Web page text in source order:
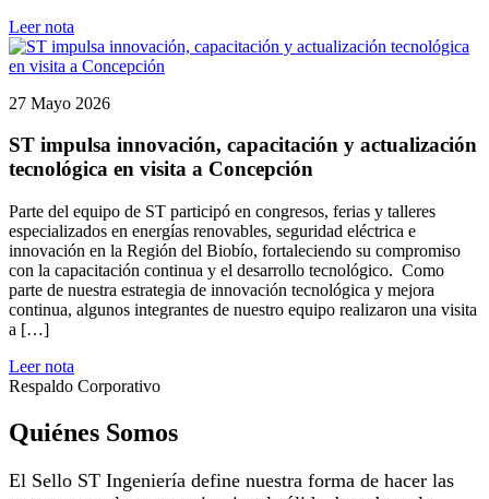
Leer nota
27 Mayo 2026
ST impulsa innovación, capacitación y actualización
tecnológica en visita a Concepción
Parte del equipo de ST participó en congresos, ferias y talleres
especializados en energías renovables, seguridad eléctrica e
innovación en la Región del Biobío, fortaleciendo su compromiso
con la capacitación continua y el desarrollo tecnológico. Como
parte de nuestra estrategia de innovación tecnológica y mejora
continua, algunos integrantes de nuestro equipo realizaron una visita
a […]
Leer nota
Respaldo Corporativo
Quiénes Somos
El Sello ST Ingeniería define nuestra forma de hacer las